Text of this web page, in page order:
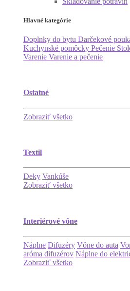
Hlavné kategórie
Doplnky do bytu Darčekové
Kuchynské pomôcky Pečenie
Varenie Varenie a pečenie
Ostatné
Zobraziť všetko
Textil
Deky Vankúše
Zobraziť všetko
Interiérové vône
Náplne Difuzéry Vône do auta
aróma difuzérov Náplne do
Zobraziť všetko